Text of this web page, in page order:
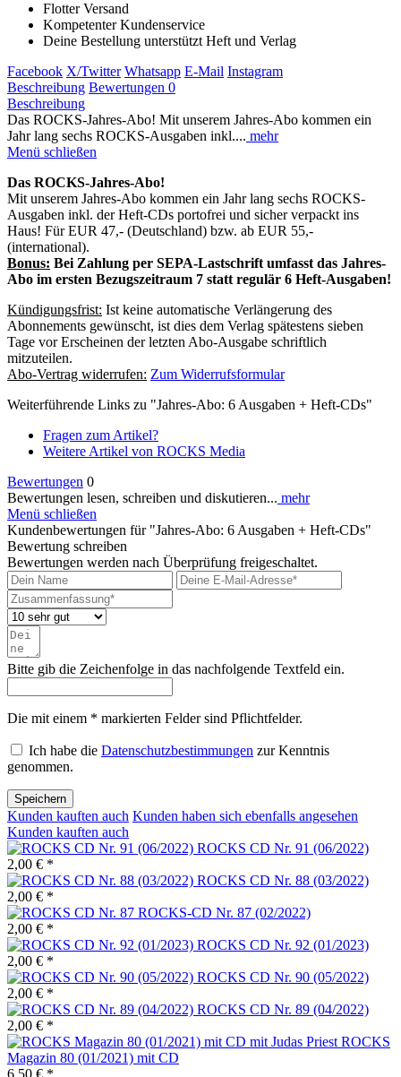
Flotter Versand
Kompetenter Kundenservice
Deine Bestellung unterstützt Heft und Verlag
Facebook X/Twitter Whatsapp E-Mail Instagram
Beschreibung Bewertungen 0
Beschreibung
Das ROCKS-Jahres-Abo! Mit unserem Jahres-Abo kommen ein
Jahr lang sechs ROCKS-Ausgaben inkl.... mehr
Menü schließen
Das ROCKS-Jahres-Abo!
Mit unserem Jahres-Abo kommen ein Jahr lang sechs ROCKS-
Ausgaben inkl. der Heft-CDs portofrei und sicher verpackt ins
Haus! Für EUR 47,- (Deutschland) bzw. ab EUR 55,-
(international).
Bonus: Bei Zahlung per SEPA-Lastschrift umfasst das Jahres-
Abo im ersten Bezugszeitraum 7 statt regulär 6 Heft-Ausgaben!
Kündigungsfrist: Ist keine automatische Verlängerung des
Abonnements gewünscht, ist dies dem Verlag spätestens sieben
Tage vor Erscheinen der letzten Abo-Ausgabe schriftlich
mitzuteilen.
Abo-Vertrag widerrufen: Zum Widerrufsformular
Weiterführende Links zu "Jahres-Abo: 6 Ausgaben + Heft-CDs"
Fragen zum Artikel?
Weitere Artikel von ROCKS Media
Bewertungen 0
Bewertungen lesen, schreiben und diskutieren... mehr
Menü schließen
Kundenbewertungen für "Jahres-Abo: 6 Ausgaben + Heft-CDs"
Bewertung schreiben
Bewertungen werden nach Überprüfung freigeschaltet.
Bitte gib die Zeichenfolge in das nachfolgende Textfeld ein.
Die mit einem * markierten Felder sind Pflichtfelder.
Ich habe die Datenschutzbestimmungen zur Kenntnis
genommen.
Speichern
Kunden kauften auch Kunden haben sich ebenfalls angesehen
Kunden kauften auch
ROCKS CD Nr. 91 (06/2022)
2,00 € *
ROCKS CD Nr. 88 (03/2022)
2,00 € *
ROCKS-CD Nr. 87 (02/2022)
2,00 € *
ROCKS CD Nr. 92 (01/2023)
2,00 € *
ROCKS CD Nr. 90 (05/2022)
2,00 € *
ROCKS CD Nr. 89 (04/2022)
2,00 € *
ROCKS
Magazin 80 (01/2021) mit CD